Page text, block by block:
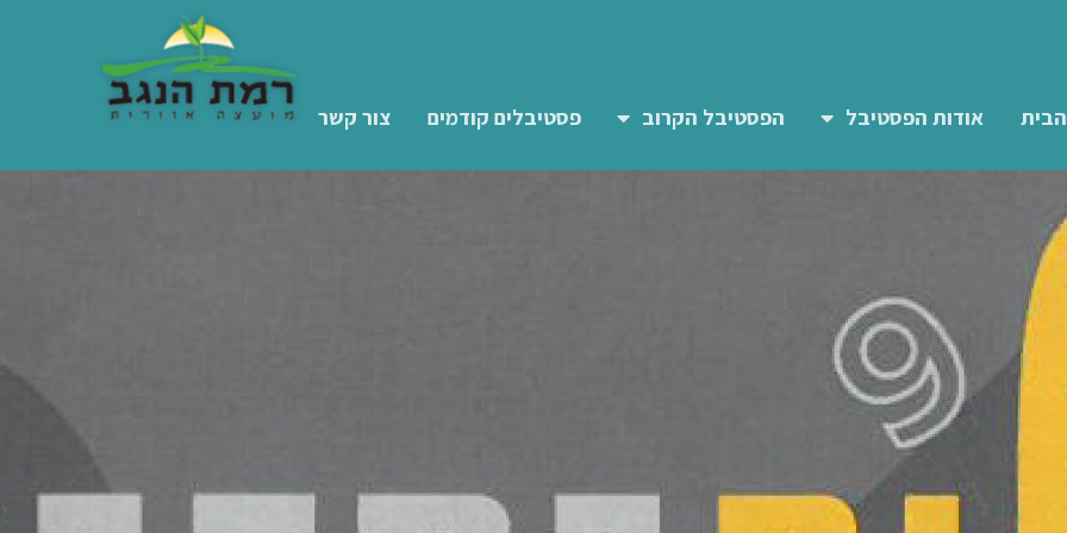
אודות הפסטיבל הפסטיבל הקרוב פסטיבלים קודמים צור קשר